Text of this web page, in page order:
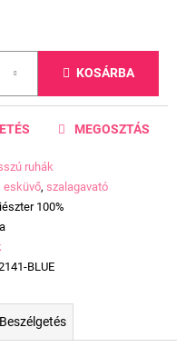
KOSÁRBA
ruhák
esküvő, szalagavató
100%
BLUE
MEGOSZTÁS
Beszélgetés